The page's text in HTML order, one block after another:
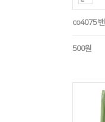
co4075 밴
500원